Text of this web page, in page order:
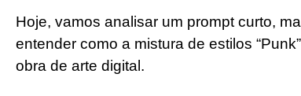
Hoje, vamos analisar um prompt curto,
entender como a mistura de estilos
obra de arte digital.